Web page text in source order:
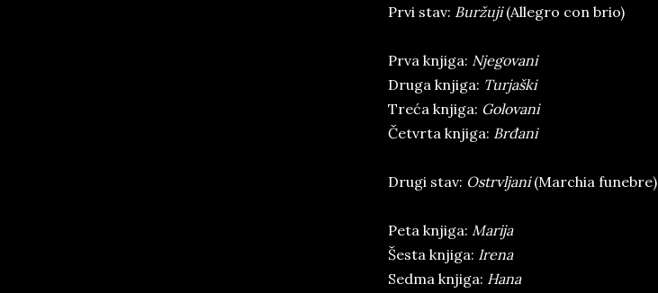
Prvi stav: Buržuji(Allegro con brio)
Prva knjiga: Njegovani
Druga knjiga: Turjaški
Treća knjiga: Golovani
Četvrta knjiga: Brđani
Drugi stav: Ostrvljani(Marchia funebre)
Peta knjiga: Marija
Šesta knjiga: Irena
Sedma knjiga: Hana